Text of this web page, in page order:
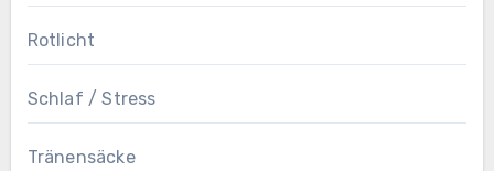
Rotlicht
Schlaf / Stress
Tränensäcke